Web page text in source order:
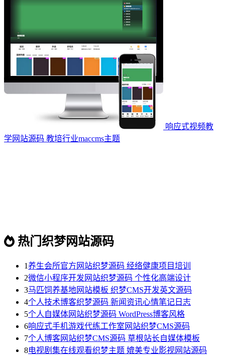
响应式视频教
学网站源码 教培行业maccms主题
热门织梦网站源码
1养生会所官方网站织梦源码 经络健康项目培训
2微信小程序开发网站织梦源码 个性化高端设计
3马匹饲养基地网站模板 织梦CMS开发英文源码
4个人技术博客织梦源码 新闻资讯心情笔记日志
5个人自媒体网站织梦源码 WordPress博客风格
6响应式手机游戏代练工作室网站织梦CMS源码
7个人博客网站织梦CMS源码 草根站长自媒体模板
8电视剧集在线观看织梦主题 媲美专业影视网站源码